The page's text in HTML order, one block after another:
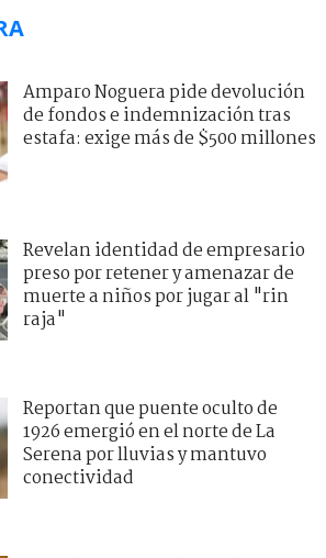
Amparo Noguera pide devolución
de fondos e indemnización tras
estafa: exige más de $500 millones
Revelan identidad de empresario
preso por retener y amenazar de
muerte a niños por jugar al "rin
raja"
Reportan que puente oculto de
1926 emergió en el norte de La
Serena por lluvias y mantuvo
conectividad